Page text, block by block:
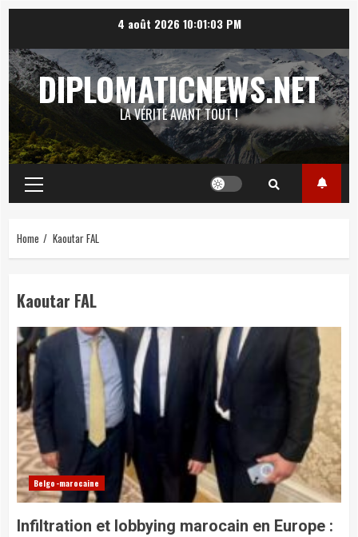
content
4 août 2026 10:01:04 PM
DIPLOMATICNEWS.NET
LA VÉRITÉ AVANT TOUT !
Primary
Menu
Home Kaoutar FAL
Kaoutar FAL
Belgo-marocaine
Infiltration et lobbying marocain en Europe :